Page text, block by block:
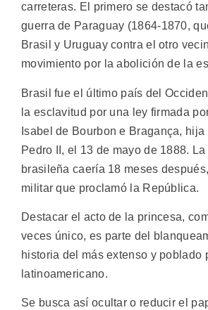
carreteras. El primero se destacó
guerra de Paraguay (1864-1870,
Brasil y Uruguay contra el otro
movimiento por la abolición de la
Brasil fue el último país del
la esclavitud por una ley firmada
Isabel de Bourbon e Bragança,
Pedro II, el 13 de mayo de 1888.
brasileña caería 18 meses
militar que proclamó la República.
Destacar el acto de la princesa,
veces único, es parte del
historia del más extenso y poblado
latinoamericano.
Se busca así ocultar o reducir el